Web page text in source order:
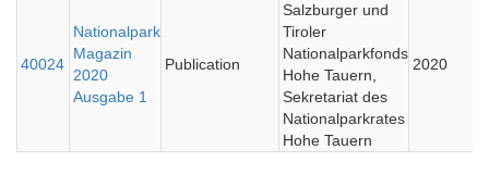
40024
Nationalpark
Magazin
2020
Ausgabe 1
Publication
Salzburger und
Tiroler
Nationalparkfonds
Hohe Tauern,
Sekretariat des
Nationalparkrates
Hohe Tauern
2020